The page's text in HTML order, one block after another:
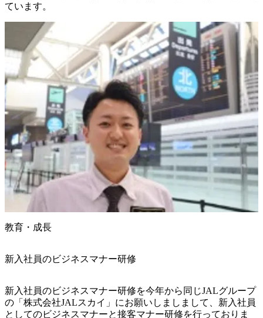
ています。
教育・成長
新入社員のビジネスマナー研修
新入社員のビジネスマナー研修を今年から同じJALグループ
の「株式会社JALスカイ」にお願いしましまして、新入社員
としてのビジネスマナーと接客マナー研修を行っておりま